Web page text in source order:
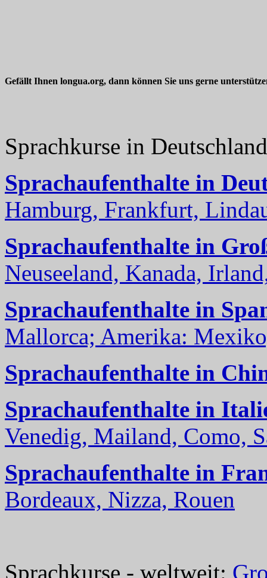
Gefällt Ihnen longua.org, dann können Sie uns gerne
Sprachkurse in
Sprachaufenthalte in
Hamburg, Frankfurt,
Sprachaufenthalte in
Neuseeland, Kanada,
Sprachaufenthalte in
Mallorca; Amerika:
Sprachaufenthalte in
Sprachaufenthalte in
Venedig, Mailand, Como,
Sprachaufenthalte in
Bordeaux, Nizza, Rouen
Sprachkurse - weltweit: